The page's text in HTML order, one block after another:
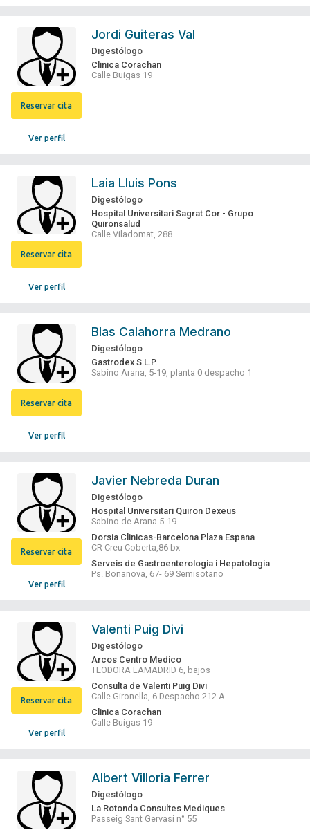
Ver perfil
Reservar cita
Jordi Guiteras Val
Digestólogo
Clinica Corachan
Calle Buigas 19
Ver perfil
Reservar cita
Laia Lluis Pons
Digestólogo
Hospital Universitari Sagrat Cor - Grupo
Quironsalud
Calle Viladomat, 288
Ver perfil
Reservar cita
Blas Calahorra Medrano
Digestólogo
Gastrodex S.L.P.
Sabino Arana, 5-19, planta 0 despacho 1
Ver perfil
Reservar cita
Javier Nebreda Duran
Digestólogo
Hospital Universitari Quiron Dexeus
Sabino de Arana 5-19
Dorsia Clinicas-Barcelona Plaza Espana
CR Creu Coberta,86 bx
Serveis de Gastroenterologia i Hepatologia
Ps. Bonanova, 67- 69 Semisotano
Ver perfil
Reservar cita
Valenti Puig Divi
Digestólogo
Arcos Centro Medico
TEODORA LAMADRID 6, bajos
Consulta de Valenti Puig Divi
Calle Gironella, 6 Despacho 212 A
Clinica Corachan
Calle Buigas 19
Albert Villoria Ferrer
Digestólogo
La Rotonda Consultes Mediques
Passeig Sant Gervasi n° 55